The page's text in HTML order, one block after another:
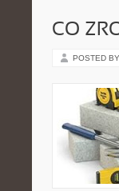
CO
POSTED